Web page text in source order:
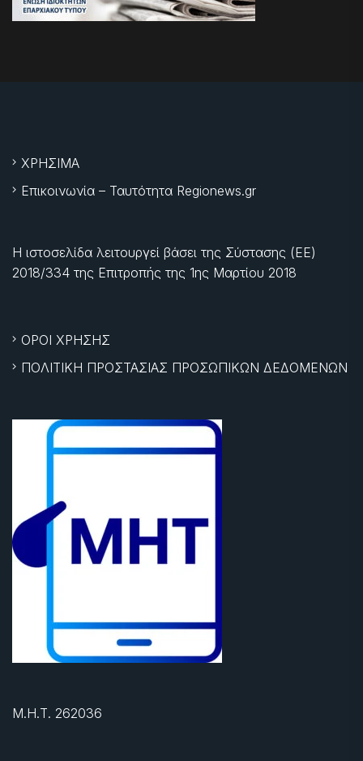
ΧΡΗΣΙΜΑ
Επικοινωνία – Ταυτότητα Regionews.gr
Η ιστοσελίδα λειτουργεί βάσει της Σύστασης (ΕΕ)
2018/334 της Επιτροπής της 1ης Μαρτίου 2018
ΟΡΟΙ ΧΡΗΣΗΣ
ΠΟΛΙΤΙΚΗ ΠΡΟΣΤΑΣΙΑΣ ΠΡΟΣΩΠΙΚΩΝ ΔΕΔΟΜΕΝΩΝ
Μ.Η.Τ. 262036